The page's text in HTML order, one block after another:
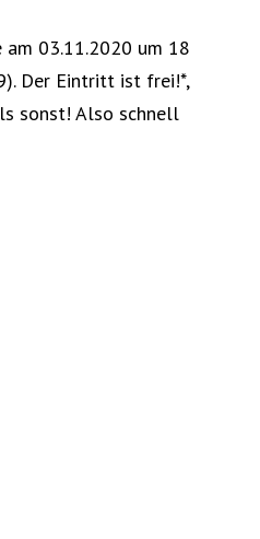
am 03.11.2020 um 18
Der Eintritt ist frei!*,
sonst! Also schnell